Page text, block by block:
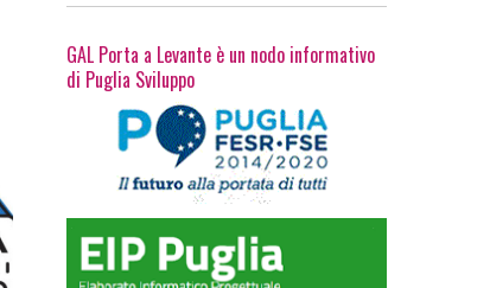
GAL Porta a Levante è un nodo informativo
di Puglia Sviluppo